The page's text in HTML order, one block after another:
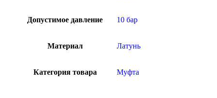
Допустимое давление 10 бар
Материал Латунь
Категория товара Муфта